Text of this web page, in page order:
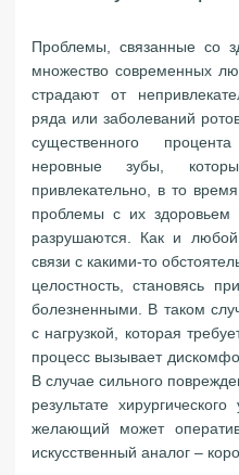
Проблемы, связанные со
множество современных
страдают от
ряда или заболеваний
существенного
неровные зубы,
привлекательно, в то
проблемы с их здоровьем
разрушаются. Как и
связи с какими-то
целостность, становясь
болезненными. В таком
с нагрузкой, которая
процесс вызывает
В случае сильного
результате
желающий может
искусственный аналог –